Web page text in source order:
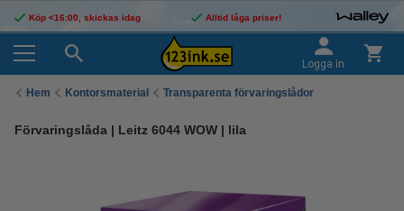
Köp <16:00, skickas idag Alltid låga priser!
Logga in
Hem Kontorsmaterial Transparenta förvaringslådor
Förvaringslåda | Leitz 6044 WOW | lila